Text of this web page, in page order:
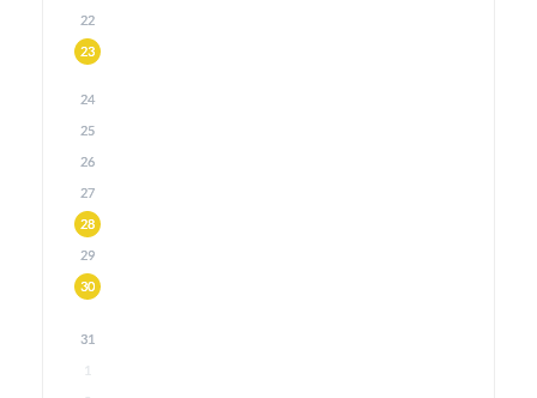
22
23
24
25
26
27
28
29
30
31
1